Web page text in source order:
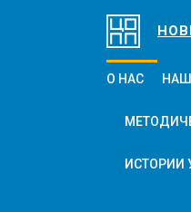
О НАС
ИСТОРИИ